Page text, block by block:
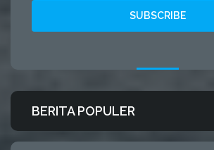
BERITA POPULER